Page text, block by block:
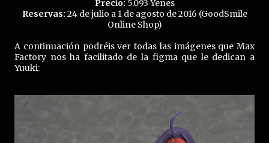
Precio: 5.093 Yenes
Reservas: 24 de julio a 1 de agosto de 2016 (GoodSmile
Online Shop)
A continuación podréis ver todas las imágenes que Max
Factory nos ha facilitado de la figma que le dedican a
Yuuki: